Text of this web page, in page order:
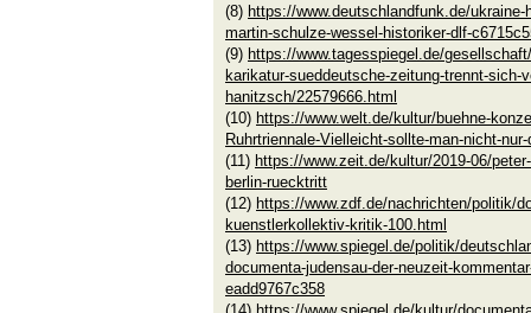
(8) https://www.deutschlandfunk.de/
martin-schulze-wessel-historiker-dlf-
(9) https://www.tagesspiegel.de/
karikatur-sueddeutsche-zeitung-trennt-sich-
hanitzsch/22579666.html
(10) https://www.welt.de/kultur/buehne-
Ruhrtriennale-Vielleicht-sollte-man-nicht-
(11) https://www.zeit.de/kultur/2019-06/
berlin-ruecktritt
(12) https://www.zdf.de/nachrichten/politik/
kuenstlerkollektiv-kritik-100.html
(13) https://www.spiegel.de/politik/
documenta-judensau-der-neuzeit-
eadd9767c358